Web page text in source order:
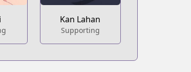
Kan Lahan
Supporting